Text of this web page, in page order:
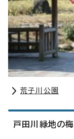
荒子川公園
戸田川緑地の梅